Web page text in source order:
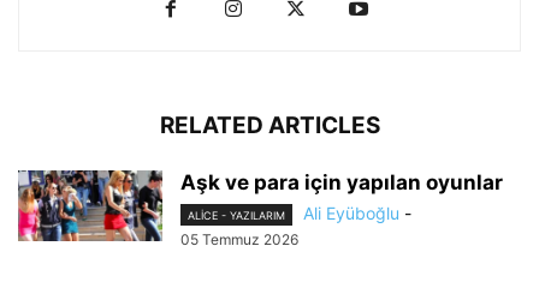
RELATED ARTICLES
Aşk ve para için yapılan oyunlar
ALİCE - YAZILARIM Ali Eyüboğlu -
05 Temmuz 2026